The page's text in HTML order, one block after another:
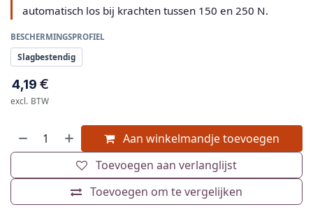
automatisch los bij krachten tussen 150 en 250 N.
BESCHERMINGSPROFIEL
Slagbestendig
4,19 €
excl. BTW
Aan winkelmandje toevoegen
Toevoegen om te vergelijken
Toevoegen aan verlanglijst